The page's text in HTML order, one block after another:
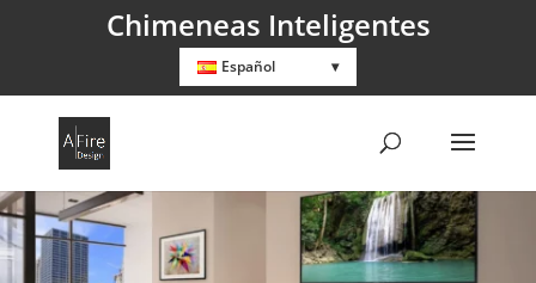
Español
Chimeneas Inteligentes